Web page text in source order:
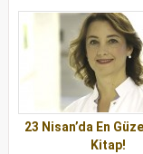
23 Nisan’da En
Kitap!